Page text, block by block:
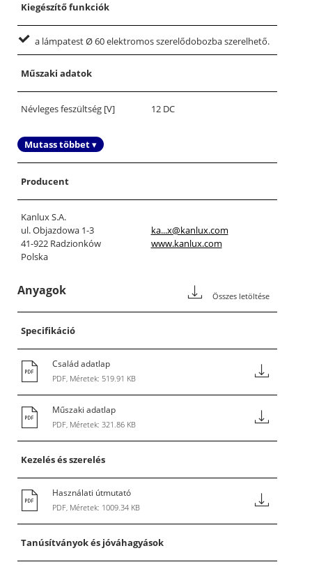
Kiegészítő funkciók
a lámpatest Ø 60 elektromos szerelődobozba szerelhető.
Műszaki adatok
Névleges feszültség [V] 12 DC
Mutass többet ▾
Producent
Kanlux S.A.
ul. Objazdowa 1-3
41-922 Radzionków
Polska
ka...x@kanlux.com
www.kanlux.com
Anyagok Összes letöltése
Specifikáció
Család adatlap
PDF, Méretek: 519.91 KB
Műszaki adatlap
PDF, Méretek: 321.86 KB
Kezelés és szerelés
Használati útmutató
PDF, Méretek: 1009.34 KB
Tanúsítványok és jóváhagyások